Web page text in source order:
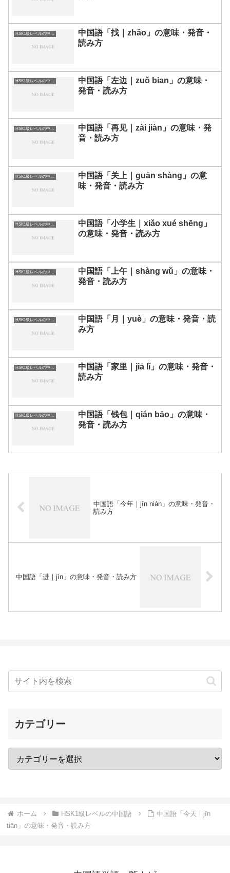
中国語「找｜zhǎo」の意味・発音・
読み方
HSK1級レベルの中国語
中国語「左边｜zuǒ bian」の意味・
発音・読み方
HSK1級レベルの中国語
中国語「再见｜zài jiàn」の意味・発
音・読み方
HSK1級レベルの中国語
中国語「关上｜guān shàng」の意
味・発音・読み方
HSK1級レベルの中国語
中国語「小学生｜xiǎo xué shēng」
の意味・発音・読み方
HSK1級レベルの中国語
中国語「上午｜shàng wǔ」の意味・
発音・読み方
HSK1級レベルの中国語
中国語「月｜yuè」の意味・発音・読
み方
中国語「家里｜jiā lǐ」の意味・発音・
読み方
中国語「钱包｜qián bāo」の意味・
発音・読み方
中国語「今年｜jīn nián」の意味・発音・
読み方
中国語「进｜jìn」の意味・発音・読み方
カテゴリー
ホーム HSK1級レベルの中国語
中国語「今天｜jīn
tiān」の意味・発音・読み方